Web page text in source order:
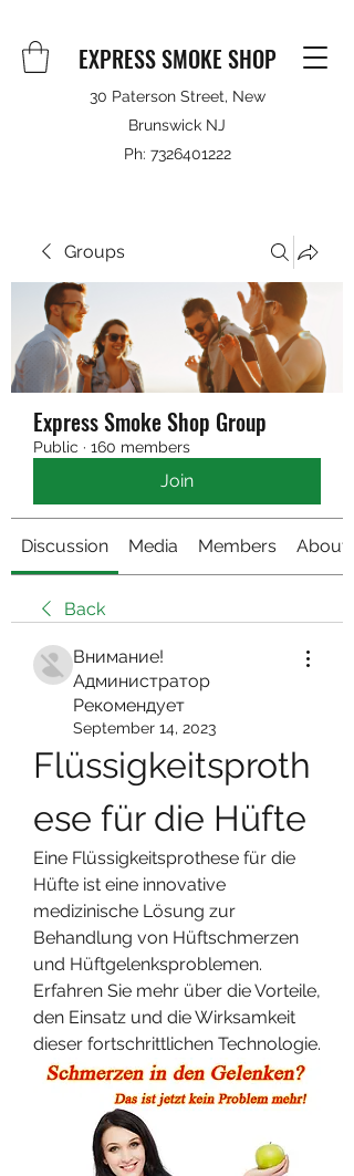
EXPRESS SMOKE SHOP
30 Paterson Street, New
Brunswick NJ
Ph: 7326401222
Groups
Express Smoke Shop Group
Public · 160 members
Join
Discussion Media Members About
Back
Внимание!
Администратор
Рекомендует
September 14, 2023
Flüssigkeitsproth
ese für die Hüfte
Eine Flüssigkeitsprothese für die
Hüfte ist eine innovative
medizinische Lösung zur
Behandlung von Hüftschmerzen
und Hüftgelenksproblemen.
Erfahren Sie mehr über die Vorteile,
den Einsatz und die Wirksamkeit
dieser fortschrittlichen Technologie.